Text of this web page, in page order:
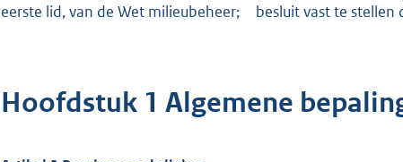
eerste lid, van de Wet milieubeheer; besluit vast te
Hoofdstuk 1 Algemene